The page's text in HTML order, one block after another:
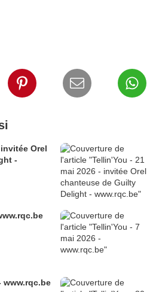
Orel
-
www.rqc.be